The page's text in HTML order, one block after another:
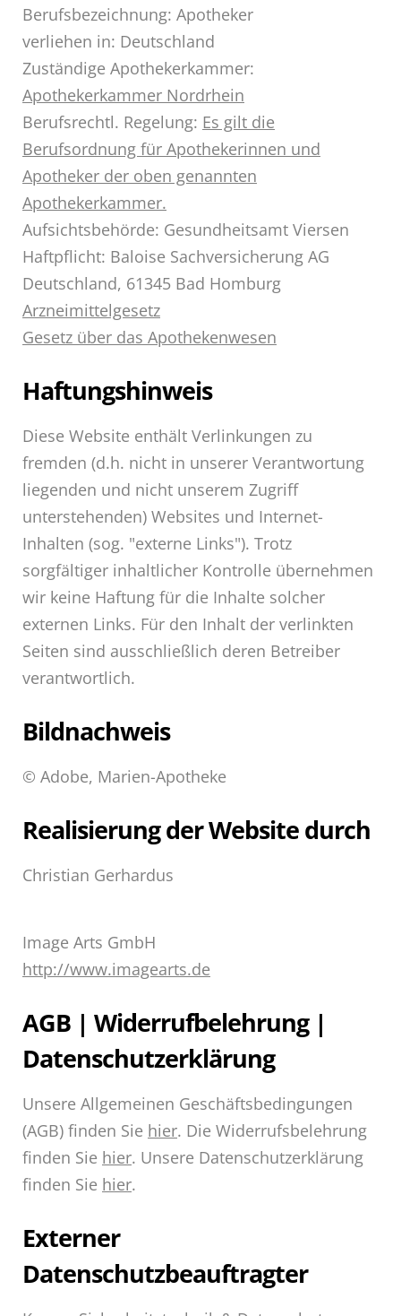
Berufsbezeichnung: Apotheker
verliehen in: Deutschland
Zuständige Apothekerkammer:
Apothekerkammer Nordrhein
Berufsrechtl. Regelung: Es gilt die
Berufsordnung für Apothekerinnen und
Apotheker der oben genannten
Apothekerkammer.
Aufsichtsbehörde: Gesundheitsamt Viersen
Haftpflicht: Baloise Sachversicherung AG
Deutschland, 61345 Bad Homburg
Arzneimittelgesetz
Gesetz über das Apothekenwesen
Haftungshinweis
Diese Website enthält Verlinkungen zu
fremden (d.h. nicht in unserer Verantwortung
liegenden und nicht unserem Zugriff
unterstehenden) Websites und Internet-
Inhalten (sog. "externe Links"). Trotz
sorgfältiger inhaltlicher Kontrolle übernehmen
wir keine Haftung für die Inhalte solcher
externen Links. Für den Inhalt der verlinkten
Seiten sind ausschließlich deren Betreiber
verantwortlich.
Bildnachweis
© Adobe, Marien-Apotheke
Realisierung der Website durch
Christian Gerhardus
Image Arts GmbH
http://www.imagearts.de
AGB | Widerrufbelehrung |
Datenschutzerklärung
Unsere Allgemeinen Geschäftsbedingungen
(AGB) finden Sie hier. Die Widerrufsbelehrung
finden Sie hier. Unsere Datenschutzerklärung
finden Sie hier.
Externer
Datenschutzbeauftragter